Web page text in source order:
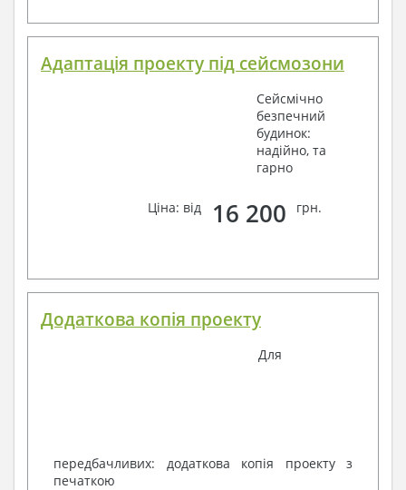
Адаптація проекту під сейсмозони
Сейсмічно
безпечний
будинок:
надійно, та
гарно
Ціна: від 16 200 грн.
Додаткова копія проекту
Для
передбачливих: додаткова копія проекту з
печаткою